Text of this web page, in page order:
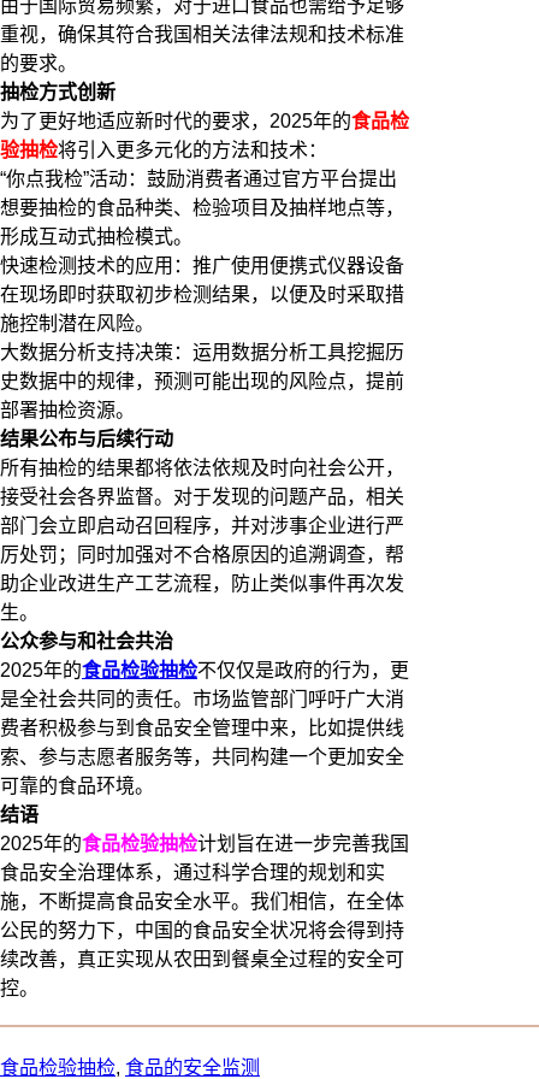
由于国际贸易频繁，对于进口食品也需给予足够
重视，确保其符合我国相关法律法规和技术标准
的要求。
抽检方式创新
为了更好地适应新时代的要求，2025年的食品检
验抽检将引入更多元化的方法和技术：
“你点我检”活动：鼓励消费者通过官方平台提出
想要抽检的食品种类、检验项目及抽样地点等，
形成互动式抽检模式。
快速检测技术的应用：推广使用便携式仪器设备
在现场即时获取初步检测结果，以便及时采取措
施控制潜在风险。
大数据分析支持决策：运用数据分析工具挖掘历
史数据中的规律，预测可能出现的风险点，提前
部署抽检资源。
结果公布与后续行动
所有抽检的结果都将依法依规及时向社会公开，
接受社会各界监督。对于发现的问题产品，相关
部门会立即启动召回程序，并对涉事企业进行严
厉处罚；同时加强对不合格原因的追溯调查，帮
助企业改进生产工艺流程，防止类似事件再次发
生。
公众参与和社会共治
2025年的食品检验抽检不仅仅是政府的行为，更
是全社会共同的责任。市场监管部门呼吁广大消
费者积极参与到食品安全管理中来，比如提供线
索、参与志愿者服务等，共同构建一个更加安全
可靠的食品环境。
结语
2025年的食品检验抽检计划旨在进一步完善我国
食品安全治理体系，通过科学合理的规划和实
施，不断提高食品安全水平。我们相信，在全体
公民的努力下，中国的食品安全状况将会得到持
续改善，真正实现从农田到餐桌全过程的安全可
控。
食品检验抽检, 食品的安全监测